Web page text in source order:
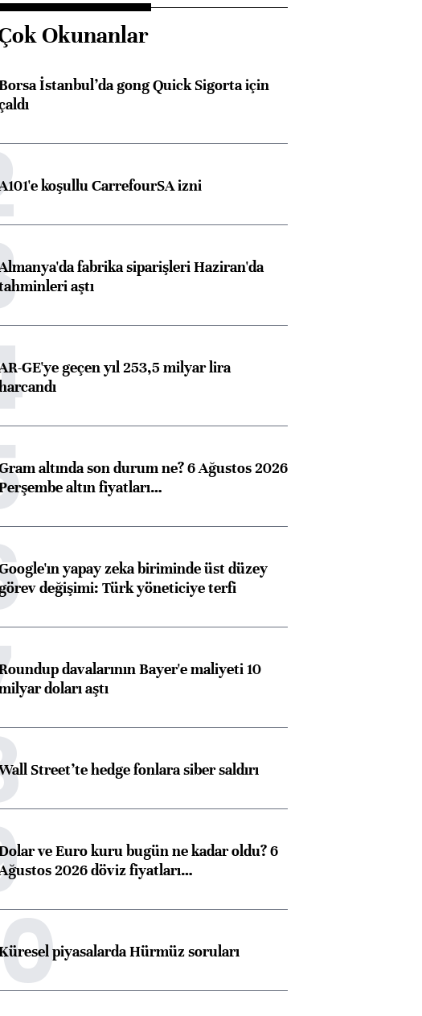
başlangıçları
Almanya, Commerzbank
Okunanlar
İstanbul’da gong Quick Sigorta için
koşullu CarrefourSA izni
fabrika siparişleri Haziran'da
aştı
GE'ye geçen yıl 253,5 milyar lira
altında son durum ne? 6 Ağustos 2026
altın fiyatları…
yapay zeka biriminde üst düzey
görev değişimi: Türk yöneticiye terfi
davalarının Bayer'e maliyeti 10
doları aştı
Street’te hedge fonlara siber saldırı
ve Euro kuru bugün ne kadar oldu? 6
2026 döviz fiyatları…
piyasalarda Hürmüz soruları